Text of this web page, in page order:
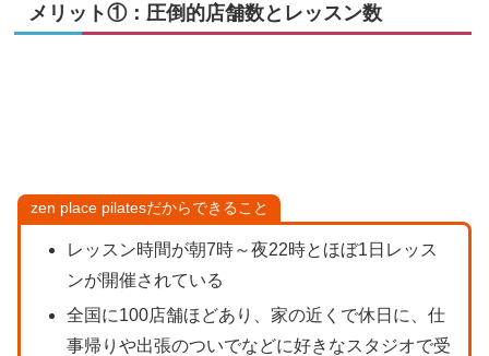
メリット①：圧倒的店舗数とレッスン数
zen place pilatesだからできること
レッスン時間が朝7時～夜22時とほぼ1日レッス
ンが開催されている
全国に100店舗ほどあり、家の近くで休日に、仕
事帰りや出張のついでなどに好きなスタジオで受